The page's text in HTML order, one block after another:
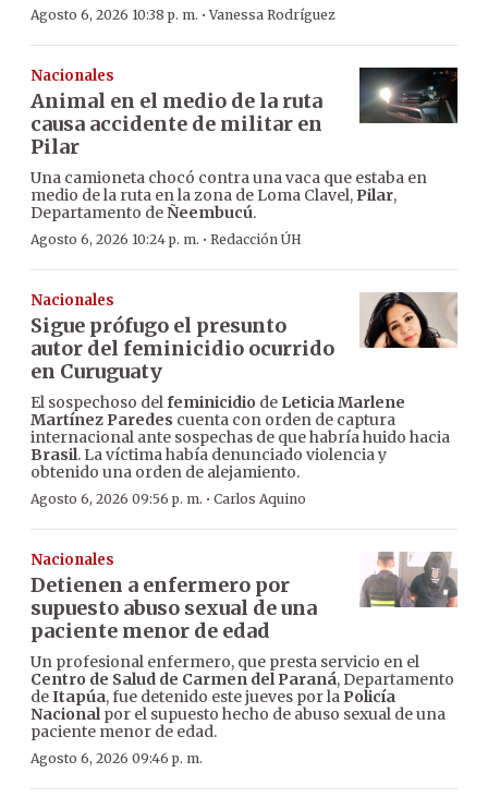
Agosto 6, 2026 10:38 p. m. ·Vanessa Rodríguez
Nacionales
Animal en el medio de la ruta
causa accidente de militar en
Pilar
Una camioneta chocó contra una vaca que estaba en
medio de la ruta en la zona de Loma Clavel, Pilar,
Departamento deÑeembucú.
Agosto 6, 2026 10:24 p. m. · Redacción ÚH
Nacionales
Sigue prófugo el presunto
autor del feminicidio ocurrido
en Curuguaty
El sospechoso delfeminicidio de Leticia Marlene
Martínez Paredes cuenta con orden de captura
internacional ante sospechas de que habría huido hacia
Brasil. La víctima había denunciado violencia y
obtenido una orden de alejamiento.
Agosto 6, 2026 09:56 p. m. · Carlos Aquino
Nacionales
Detienen a enfermero por
supuesto abuso sexual de una
paciente menor de edad
Un profesional enfermero, que presta servicio en el
Centro de Salud de Carmen del Paraná, Departamento
deItapúa, fue detenido este jueves por la Policía
Nacionalpor el supuesto hecho de abuso sexual de una
paciente menor de edad.
Agosto 6, 2026 09:46 p. m.